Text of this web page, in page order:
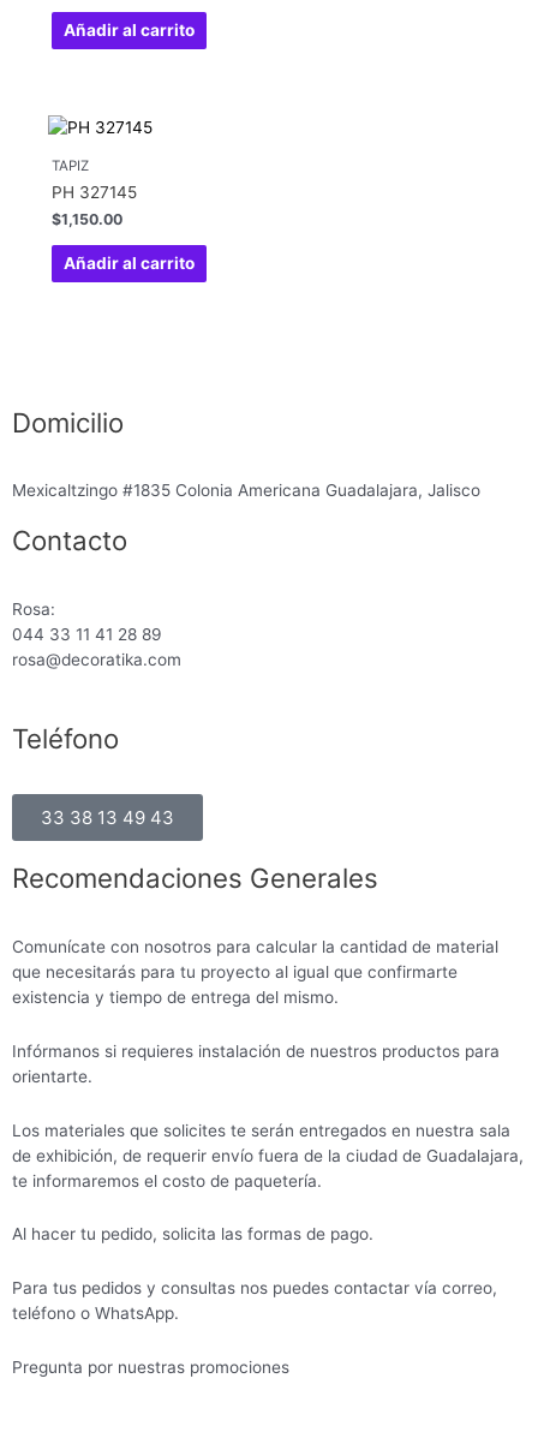
Añadir al carrito
TAPIZ
PH 327145
$1,150.00
Añadir al carrito
Domicilio
Mexicaltzingo #1835 Colonia Americana Guadalajara, Jalisco
Contacto
Rosa:
044 33 11 41 28 89
rosa@decoratika.com
Teléfono
33 38 13 49 43
Recomendaciones Generales
Comunícate con nosotros para calcular la cantidad de material
que necesitarás para tu proyecto al igual que confirmarte
existencia y tiempo de entrega del mismo.
Infórmanos si requieres instalación de nuestros productos para
orientarte.
Los materiales que solicites te serán entregados en nuestra sala
de exhibición, de requerir envío fuera de la ciudad de Guadalajara,
te informaremos el costo de paquetería.
Al hacer tu pedido, solicita las formas de pago.
Para tus pedidos y consultas nos puedes contactar vía correo,
teléfono o WhatsApp.
Pregunta por nuestras promociones